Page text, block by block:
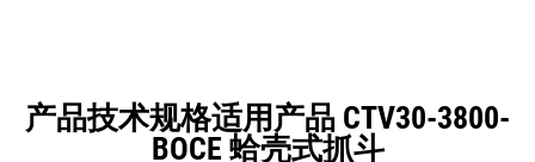
产品技术规格适用产品 CTV30-3800-
BOCE 蛤壳式抓斗